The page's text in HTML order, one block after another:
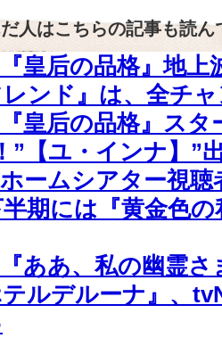
人はこちらの記事も読ん
皇后の品格』地
レンド』は、全チ
皇后の品格』スタ
”【ユ・インナ】”
ームシアター視
期には『黄金色
ああ、私の幽霊
ルデルーナ』、